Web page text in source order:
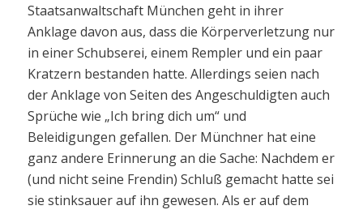
Staatsanwaltschaft München geht in ihrer
Anklage davon aus, dass die Körperverletzung nur
in einer Schubserei, einem Rempler und ein paar
Kratzern bestanden hatte. Allerdings seien nach
der Anklage von Seiten des Angeschuldigten auch
Sprüche wie „Ich bring dich um“ und
Beleidigungen gefallen. Der Münchner hat eine
ganz andere Erinnerung an die Sache: Nachdem er
(und nicht seine Frendin) Schluß gemacht hatte sei
sie stinksauer auf ihn gewesen. Als er auf dem